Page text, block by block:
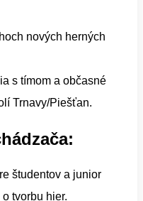
nových herných
s tímom a občasné
Trnavy/Piešťan.
študentov a junior
tvorbu hier.